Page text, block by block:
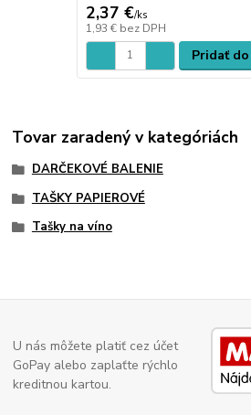
2,37 €/ks
1,93 € bez DPH
Pridať
Tovar zaradený v kategóriách
DARČEKOVÉ BALENIE
TAŠKY PAPIEROVÉ
Tašky na víno
U nás môžete platiť cez účet
GoPay alebo zaplaťte rýchlo
kreditnou kartou.